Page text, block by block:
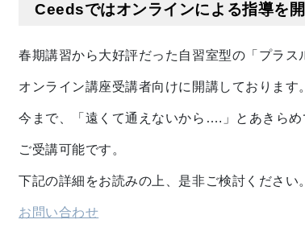
Ceedsではオンラインによる指導を開
春期講習から大好評だった自習室型の「プラス
オンライン講座受講者向けに開講しております。
今まで、「遠くて通えないから….」とあきら
ご受講可能です。
下記の詳細をお読みの上、是非ご検討ください。
お問い合わせ